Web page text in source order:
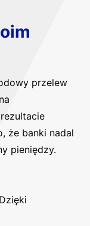
przelew
że banki nadal
pieniędzy.